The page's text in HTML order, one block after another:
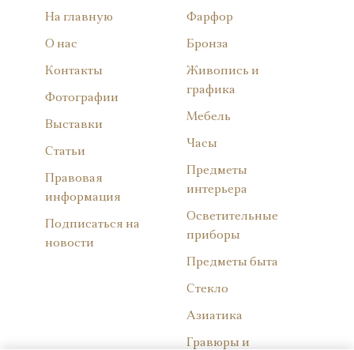
На главную
О нас
Контакты
Фотографии
Выставки
Статьи
Правовая
информация
Подписаться на
новости
Фарфор
Бронза
Живопись и
графика
Мебель
Часы
Предметы
интерьера
Осветительные
приборы
Предметы быта
Стекло
Азиатика
Гравюры и